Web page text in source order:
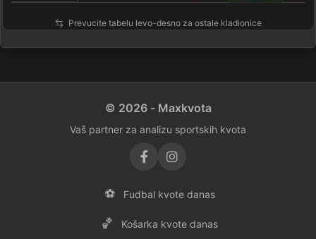
Prevucite tabelu levo-desno za ostale kladionice
© 2026 - Maxkvota
Vaš partner za analizu sportskih kvota
⚽ Fudbal kvote danas
🏀 Košarka kvote danas